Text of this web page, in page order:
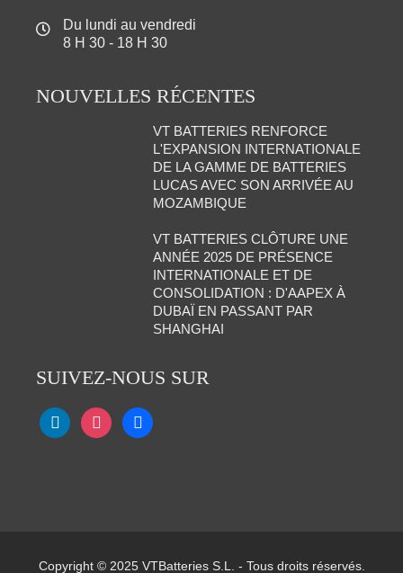
Du lundi au vendredi
8 H 30 - 18 H 30
NOUVELLES RÉCENTES
VT BATTERIES RENFORCE
L'EXPANSION INTERNATIONALE
DE LA GAMME DE BATTERIES
LUCAS AVEC SON ARRIVÉE AU
MOZAMBIQUE
VT BATTERIES CLÔTURE UNE
ANNÉE 2025 DE PRÉSENCE
INTERNATIONALE ET DE
CONSOLIDATION : D'AAPEX À
DUBAÏ EN PASSANT PAR
SHANGHAI
SUIVEZ-NOUS SUR
Copyright © 2025 VTBatteries S.L. - Tous droits réservés.